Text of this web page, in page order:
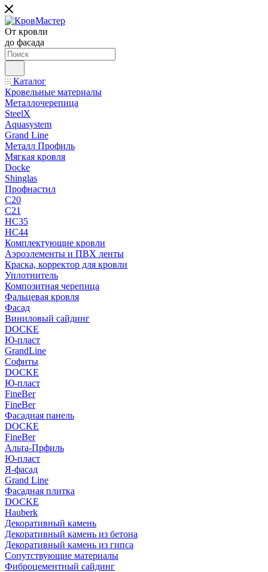
От кровли
до фасада
Каталог
Кровельные материалы
Металлочерепица
SteelX
Aquasystem
Grand Line
Металл Профиль
Мягкая кровля
Docke
Shinglas
Профнастил
C20
C21
НС35
НС44
Комплектующие кровли
Аэроэлементы и ПВХ ленты
Краска, корректор для кровли
Уплотнитель
Композитная черепица
Фальцевая кровля
Фасад
Виниловый сайдинг
DOCKE
Ю-пласт
GrandLine
Софиты
DOCKE
Ю-пласт
FineBer
FineBer
Фасадная панель
DOCKE
FineBer
Альта-Прфиль
Ю-пласт
Я-фасад
Grand Line
Фасадная плитка
DOCKE
Hauberk
Декоративный камень
Декоративный камень из бетона
Декоративный камень из гипса
Сопутствующие материалы
Фиброцементный сайдинг